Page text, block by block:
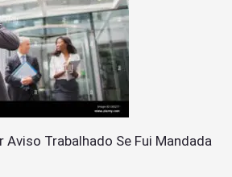
Aviso Trabalhado Se Fui Mandada